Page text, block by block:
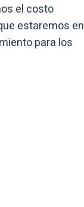
el costo
estaremos en
para los